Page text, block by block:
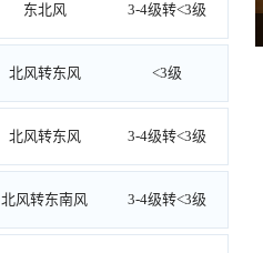
东北风 3-4级转<3级
北风转东风 <3级
北风转东风 3-4级转<3级
北风转东南风 3-4级转<3级